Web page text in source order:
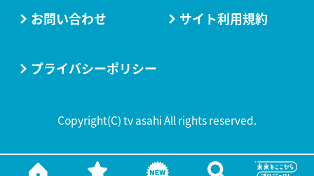
お問い合わせ サイト利用規約
プライバシーポリシー
Copyright(C) tv asahi All rights reserved.